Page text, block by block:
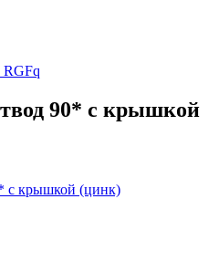
90* с крышкой